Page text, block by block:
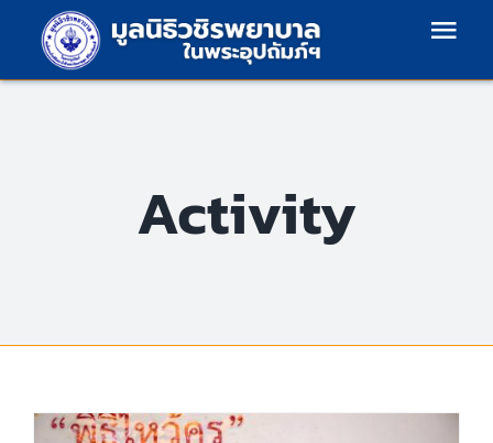
content
Activity